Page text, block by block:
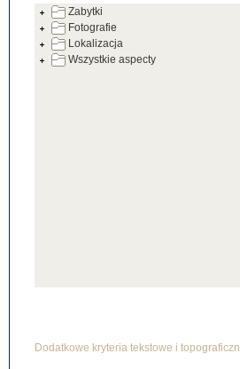
Zabytki
Fotografie
Lokalizacja
Wszystkie aspecty
Dodatkowe kryteria tekstowe i